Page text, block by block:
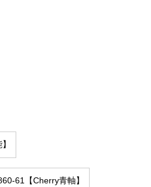
61【Cherry青軸】